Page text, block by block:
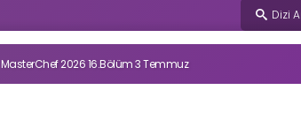
MasterChef 2026 16.Bölüm 3 Temmuz